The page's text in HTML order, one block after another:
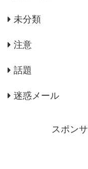
未分類
注意
話題
迷惑メール
スポン